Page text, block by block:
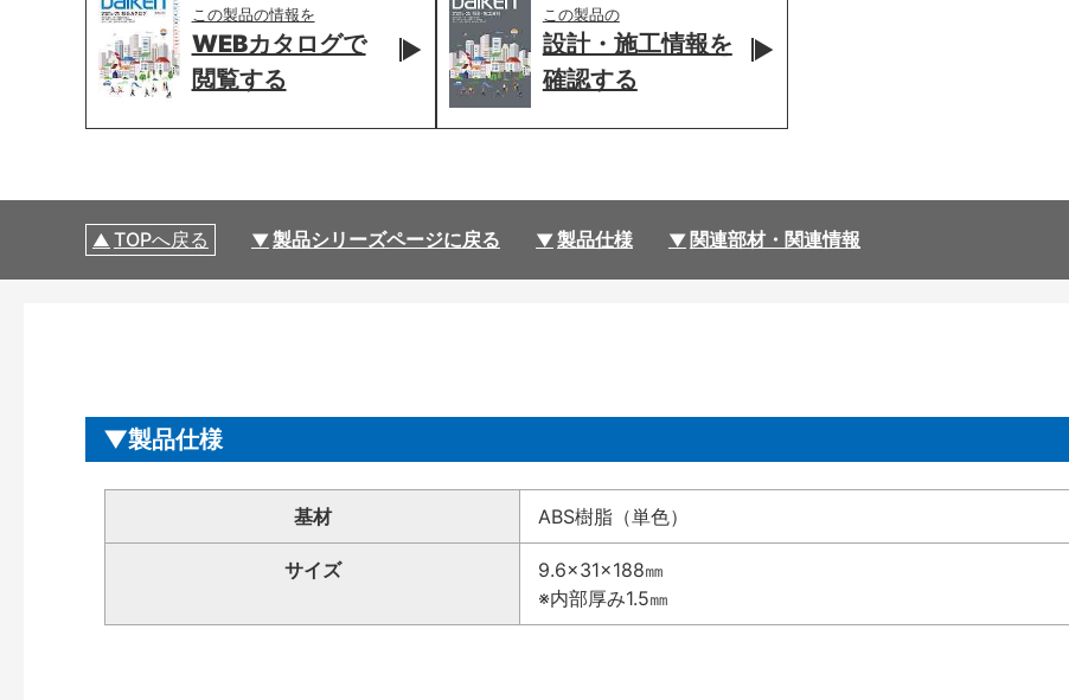
この製品の情報を
WEBカタログで
閲覧する
この製品の
設計・施工情報を
確認する
TOPへ戻る 製品シリーズページに戻る 製品仕様 関連部材・関連情報
製品仕様
基材 ABS樹脂（単色）
サイズ
9.6×31×188㎜
※内部厚み1.5㎜